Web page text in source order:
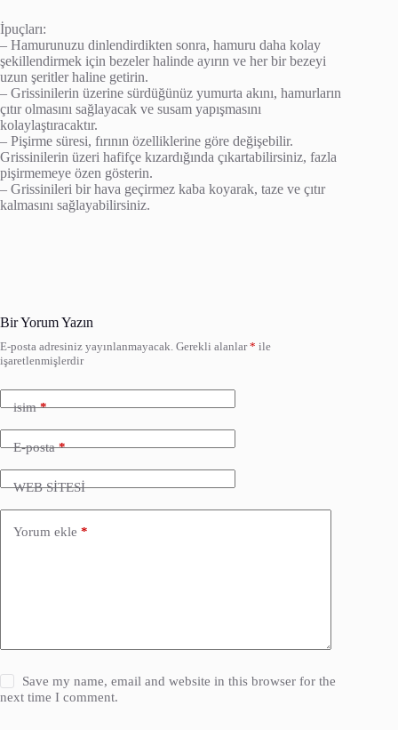
İpuçları:
– Hamurunuzu dinlendirdikten sonra, hamuru daha kolay
şekillendirmek için bezeler halinde ayırın ve her bir bezeyi
uzun şeritler haline getirin.
– Grissinilerin üzerine sürdüğünüz yumurta akını, hamurların
çıtır olmasını sağlayacak ve susam yapışmasını
kolaylaştıracaktır.
– Pişirme süresi, fırının özelliklerine göre değişebilir.
Grissinilerin üzeri hafifçe kızardığında çıkartabilirsiniz, fazla
pişirmemeye özen gösterin.
– Grissinileri bir hava geçirmez kaba koyarak, taze ve çıtır
kalmasını sağlayabilirsiniz.
Bir Yorum Yazın
E-posta adresiniz yayınlanmayacak. Gerekli alanlar* ile
işaretlenmişlerdir
isim*
E-posta*
WEB SİTESİ
Yorum ekle *
Save my name, email and website in this browser for the
next time I comment.